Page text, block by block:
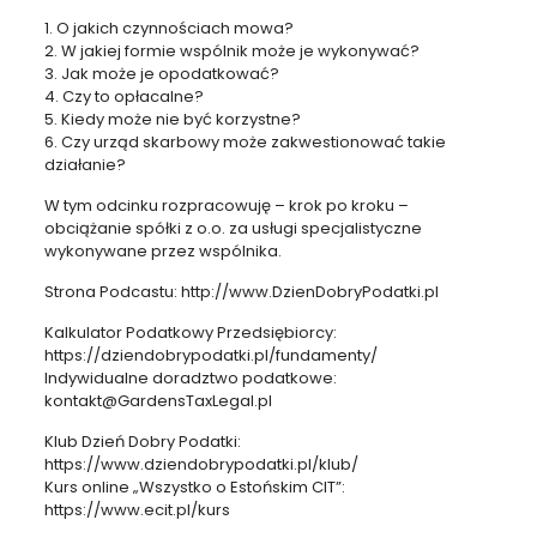
1. O jakich czynnościach mowa?
2. W jakiej formie wspólnik może je wykonywać?
3. Jak może je opodatkować?
4. Czy to opłacalne?
5. Kiedy może nie być korzystne?
6. Czy urząd skarbowy może zakwestionować takie
działanie?
W tym odcinku rozpracowuję – krok po kroku –
obciążanie spółki z o.o. za usługi specjalistyczne
wykonywane przez wspólnika.
Strona Podcastu: http://www.DzienDobryPodatki.pl
Kalkulator Podatkowy Przedsiębiorcy:
https://dziendobrypodatki.pl/fundamenty/
Indywidualne doradztwo podatkowe:
kontakt@GardensTaxLegal.pl
Klub Dzień Dobry Podatki:
https://www.dziendobrypodatki.pl/klub/
Kurs online „Wszystko o Estońskim CIT”:
https://www.ecit.pl/kurs